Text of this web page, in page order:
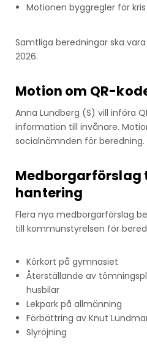
Motionen byggregler för
Samtliga beredningar ska
2026.
Motion om QR-
Anna Lundberg (S) vill införa
information till invånare.
socialnämnden för beredning.
Medborgarförslag
hantering
Flera nya medborgarförslag
till kommunstyrelsen för
Körkort på gymnasiet
Återställande av
husbilar
Lekpark på allmänning
Förbättring av Knut
Slyröjning